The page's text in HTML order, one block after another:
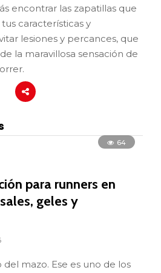
encontrar las zapatillas que
características y
lesiones y percances, que
la maravillosa sensación de
64
para runners en
geles y
mazo. Ese es uno de los